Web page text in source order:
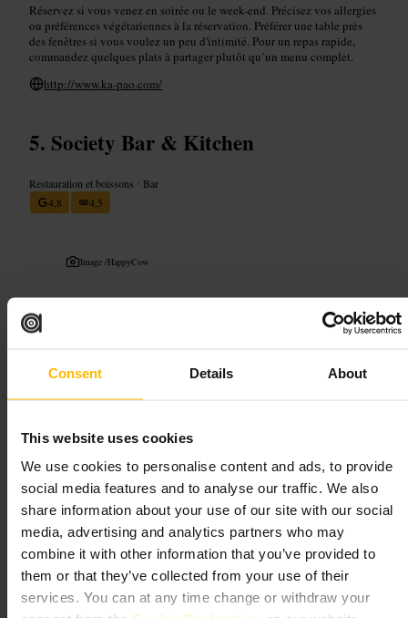
Consent Details About
This website uses cookies
We use cookies to personalise content and ads, to provide
social media features and to analyse our traffic. We also
share information about your use of our site with our social
media, advertising and analytics partners who may
combine it with other information that you’ve provided to
them or that they’ve collected from your use of their
services. You can at any time change or withdraw your
Réservez si vous venez en soirée ou le week-end. Précisez vos allergies
ou préférences végétariennes à la réservation. Préférer une table près
des fenêtres si vous voulez un peu d'intimité. Pour un repas rapide,
commandez quelques plats à partager plutôt qu’un menu complet.
http://www.ka-pao.com/
Society Bar & Kitchen
Restauration et boissons • Bar
4,8
4,5
Image /HappyCow
“Vue sur la cuisine, bonne ambiance à table.”
Convient pour
# # Brunch Déjeuner
À quoi s'attendre
Cuisine soignée présentée simplement, avec des plats comme steak
frites, haggis et options pour le brunch. Beaucoup de places hautes et
des tables partagées créent une ambiance conviviale. Le personnel est
attentif et la salle reste propre et ordonnée. Vous pouvez être placé au
bar pour voir le service en cuisine ou demander un coin plus calme à